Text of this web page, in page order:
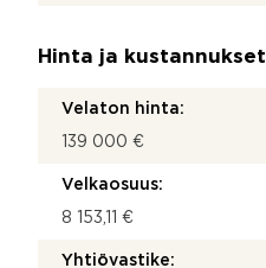
Hinta ja kustannukset
Velaton hinta:
139 000 €
Velkaosuus:
8 153,11 €
Yhtiövastike: